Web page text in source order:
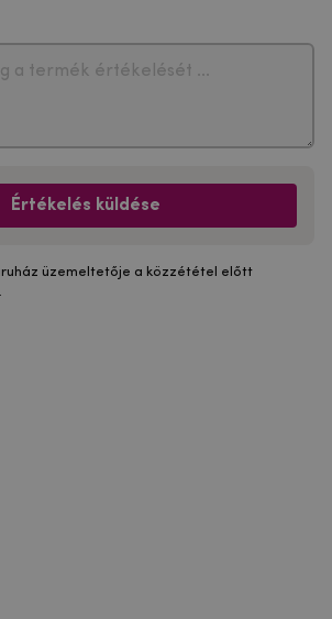
Értékelés küldése
üzemeltetője a közzététel előtt